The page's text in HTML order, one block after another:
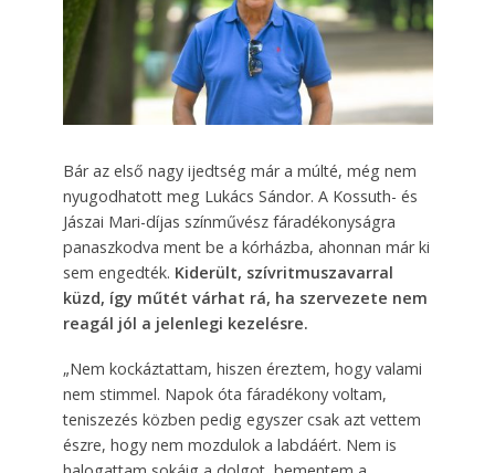
Bár az első nagy ijedtség már a múlté, még nem
nyugodhatott meg Lukács Sándor. A Kossuth- és
Jászai Mari-díjas színművész fáradékonyságra
panaszkodva ment be a kórházba, ahonnan már ki
sem engedték. Kiderült, szívritmuszavarral
küzd, így műtét várhat rá, ha szervezete nem
reagál jól a jelenlegi kezelésre.
„Nem kockáztattam, hiszen éreztem, hogy valami
nem stimmel. Napok óta fáradékony voltam,
teniszezés közben pedig egyszer csak azt vettem
észre, hogy nem mozdulok a labdáért. Nem is